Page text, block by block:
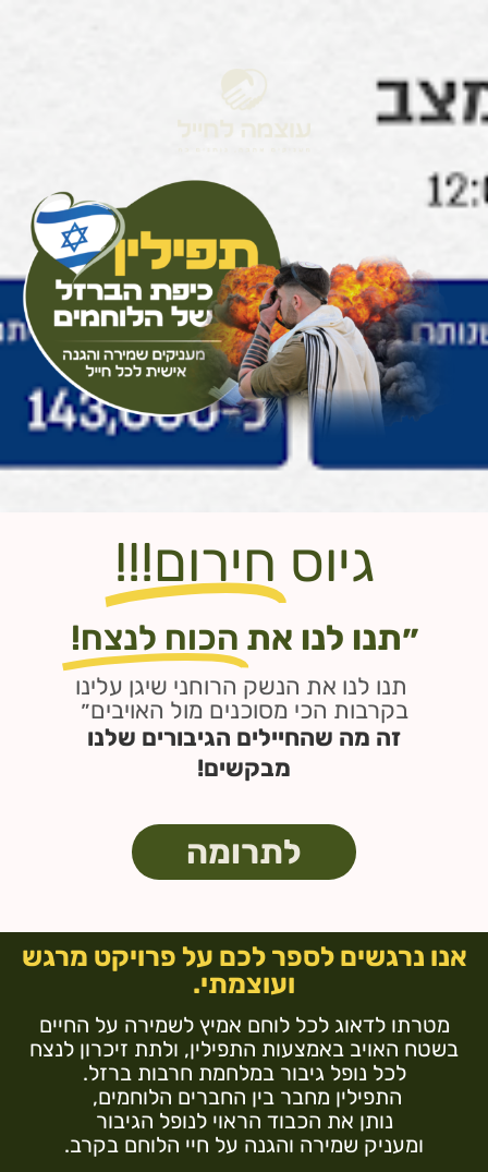
גיוס חירום!!!
״תנו לנו את הכוח לנצח!
תנו לנו את הנשק הרוחני שיגן עלינו
בקרבות הכי מסוכנים מול האויבים״
זה מה שהחיילים הגיבורים שלנו
מבקשים!
לתרומה
אנו נרגשים לספר לכם על פרויקט מרגש
ועוצמתי.
מטרתו לדאוג לכל לוחם אמיץ לשמירה על החיים
בשטח האויב באמצעות התפילין, ולתת זיכרון לנצח
לכל נופל גיבור במלחמת חרבות ברזל.
התפילין מחבר בין החברים הלוחמים,
נותן את הכבוד הראוי לנופל הגיבור
ומעניק שמירה והגנה על חיי הלוחם בקרב.